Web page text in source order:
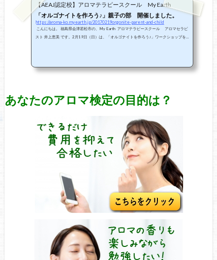
【AEAJ認定校】アロマテラピースクール My Earth
「オルゴナイトを作ろう♪」親子の部 開催しました。
https://aroma-ko.myearth.jp/20170219orgonite-parent-and-child
こんにちは。 福島県会津若松市の、My Earth アロマテラピースクール アロマセラピ
スト 井上恵美 です。2月19日（日）は、「オルゴナイトを作ろう♪」ワークショップを
の子(*^^*) お顔だしできないのがもったいないのですが、ママと二人の娘さんの、と
あなたのアロマ検定の目的は？